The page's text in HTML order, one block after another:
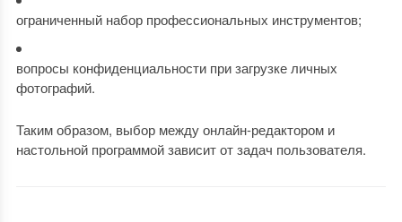
ограниченный набор профессиональных инструментов;
вопросы конфиденциальности при загрузке личных
фотографий.
Таким образом, выбор между онлайн-редактором и
настольной программой зависит от задач пользователя.